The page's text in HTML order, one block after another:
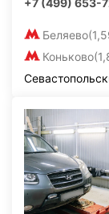
+7 (499) 653-
Беляево
Коньково